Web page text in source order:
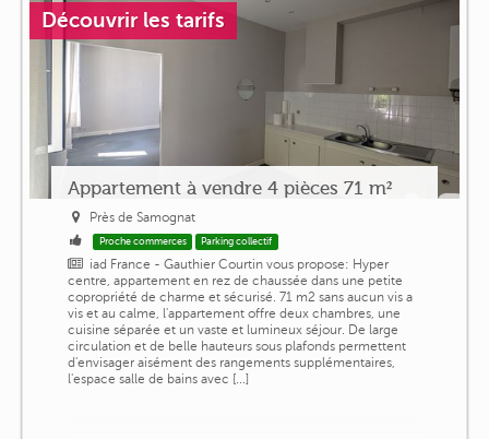
Découvrir les tarifs
Appartement à vendre 4 pièces 71 m²
Près de Samognat
Proche commerces Parking collectif
iad France - Gauthier Courtin vous propose: Hyper
centre, appartement en rez de chaussée dans une petite
copropriété de charme et sécurisé. 71 m2 sans aucun vis a
vis et au calme, l'appartement offre deux chambres, une
cuisine séparée et un vaste et lumineux séjour. De large
circulation et de belle hauteurs sous plafonds permettent
d'envisager aisément des rangements supplémentaires,
l'espace salle de bains avec [...]